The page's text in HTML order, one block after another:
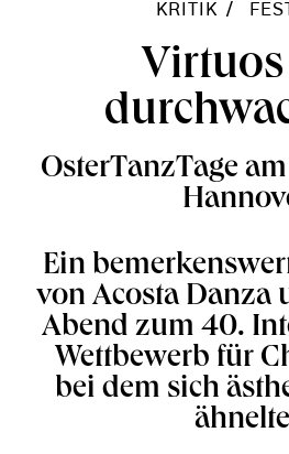
KRITIK
OsterTanzTage
Ein
von Acosta Danza
Abend zum 40.
Wettbewerb für
bei dem sich